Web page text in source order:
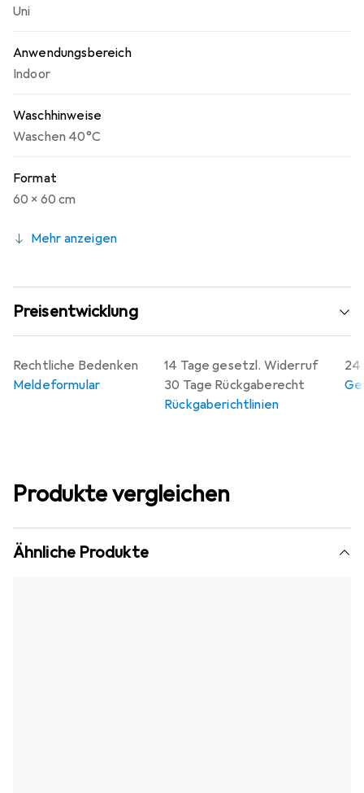
Uni
Anwendungsbereich
Indoor
Waschhinweise
Waschen 40°C
Format
60 x 60 cm
Mehr anzeigen
Preisentwicklung
14 Tage gesetzl. Widerruf
30 Tage Rückgaberecht
Rückgaberichtlinien
24
Rechtliche Bedenken
Meldeformular
Produkte vergleichen
Ähnliche Produkte